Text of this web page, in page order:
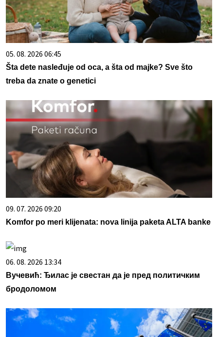
05. 08. 2026 06:45
Šta dete nasleđuje od oca, a šta od majke? Sve što
treba da znate o genetici
09. 07. 2026 09:20
Komfor po meri klijenata: nova linija paketa ALTA banke
06. 08. 2026 13:34
Вучевић: Ђилас је свестан да је пред политичким
бродоломом